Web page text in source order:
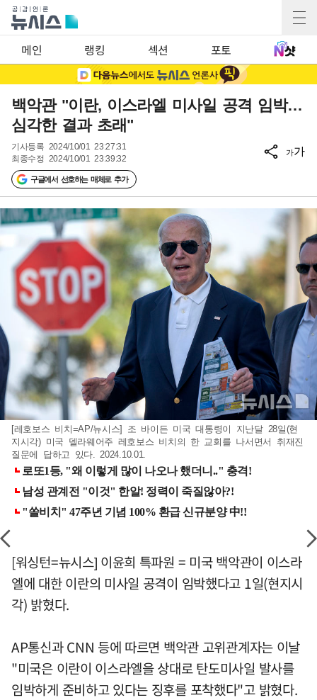
메인 랭킹 섹션 포토
백악관 "이란, 이스라엘 미사일 공격 임박…
심각한 결과 초래"
기사등록 2024/10/01 23:27:31
최종수정 2024/10/01 23:39:32
구글에서 선호하는 매체로 추가
가가
[레호보스 비치=AP/뉴시스] 조 바이든 미국 대통령이 지난달 28일(현
지시각) 미국 델라웨어주 레호보스 비치의 한 교회를 나서면서 취재진
질문에 답하고 있다. 2024.10.01.
[워싱턴=뉴시스] 이윤희 특파원 = 미국 백악관이 이스라
엘에 대한 이란의 미사일 공격이 임박했다고 1일(현지시
각) 밝혔다.
AP통신과 CNN 등에 따르면 백악관 고위관계자는 이날
"미국은 이란이 이스라엘을 상대로 탄도미사일 발사를
임박하게 준비하고 있다는 징후를 포착했다"고 밝혔다.